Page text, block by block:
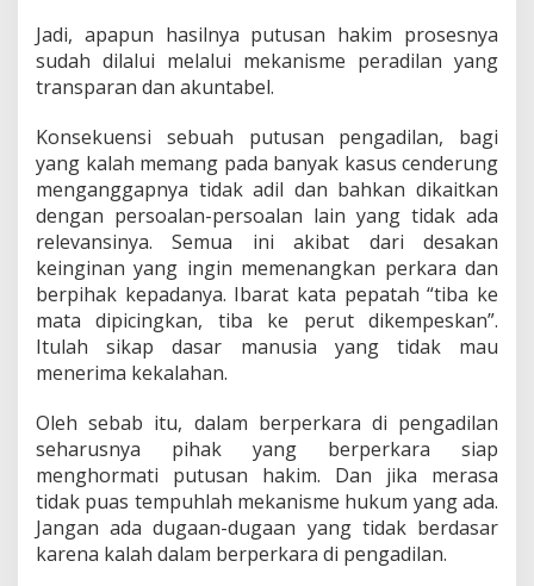
Jadi, apapun hasilnya putusan hakim prosesnya
sudah dilalui melalui mekanisme peradilan yang
transparan dan akuntabel.
Konsekuensi sebuah putusan pengadilan, bagi
yang kalah memang pada banyak kasus cenderung
menganggapnya tidak adil dan bahkan dikaitkan
dengan persoalan-persoalan lain yang tidak ada
relevansinya. Semua ini akibat dari desakan
keinginan yang ingin memenangkan perkara dan
berpihak kepadanya. Ibarat kata pepatah “tiba ke
mata dipicingkan, tiba ke perut dikempeskan”.
Itulah sikap dasar manusia yang tidak mau
menerima kekalahan.
Oleh sebab itu, dalam berperkara di pengadilan
seharusnya pihak yang berperkara siap
menghormati putusan hakim. Dan jika merasa
tidak puas tempuhlah mekanisme hukum yang ada.
Jangan ada dugaan-dugaan yang tidak berdasar
karena kalah dalam berperkara di pengadilan.